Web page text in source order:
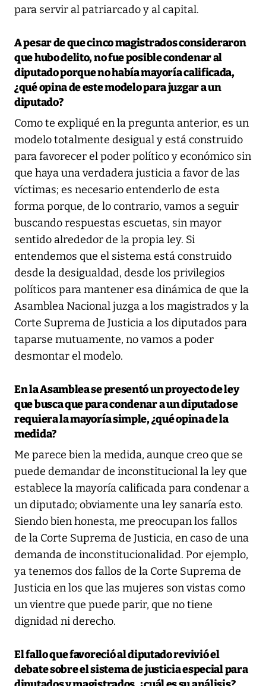
para servir al patriarcado y al capital.
A pesar de que cinco magistrados consideraron
que hubo delito, no fue posible condenar al
diputado porque no había mayoría calificada,
¿qué opina de este modelo para juzgar a un
diputado?
Como te expliqué en la pregunta anterior, es un
modelo totalmente desigual y está construido
para favorecer el poder político y económico sin
que haya una verdadera justicia a favor de las
víctimas; es necesario entenderlo de esta
forma porque, de lo contrario, vamos a seguir
buscando respuestas escuetas, sin mayor
sentido alrededor de la propia ley. Si
entendemos que el sistema está construido
desde la desigualdad, desde los privilegios
políticos para mantener esa dinámica de que la
Asamblea Nacional juzga a los magistrados y la
Corte Suprema de Justicia a los diputados para
taparse mutuamente, no vamos a poder
desmontar el modelo.
En la Asamblea se presentó un proyecto de ley
que busca que para condenar a un diputado se
requiera la mayoría simple, ¿qué opina de la
medida?
Me parece bien la medida, aunque creo que se
puede demandar de inconstitucional la ley que
establece la mayoría calificada para condenar a
un diputado; obviamente una ley sanaría esto.
Siendo bien honesta, me preocupan los fallos
de la Corte Suprema de Justicia, en caso de una
demanda de inconstitucionalidad. Por ejemplo,
ya tenemos dos fallos de la Corte Suprema de
Justicia en los que las mujeres son vistas como
un vientre que puede parir, que no tiene
dignidad ni derecho.
El fallo que favoreció al diputado revivió el
debate sobre el sistema de justicia especial para